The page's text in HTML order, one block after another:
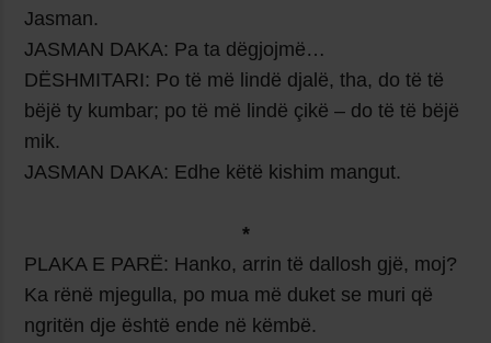
Jasman.
JASMAN DAKA: Pa ta dëgjojmë…
DËSHMITARI: Po të më lindë djalë, tha, do të të
bëjë ty kumbar; po të më lindë çikë – do të të bëjë
mik.
JASMAN DAKA: Edhe këtë kishim mangut.
*
PLAKA E PARË: Hanko, arrin të dallosh gjë, moj?
Ka rënë mjegulla, po mua më duket se muri që
ngritën dje është ende në këmbë.